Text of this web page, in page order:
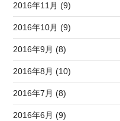
2016年11月 (9)
2016年10月 (9)
2016年9月 (8)
2016年8月 (10)
2016年7月 (8)
2016年6月 (9)